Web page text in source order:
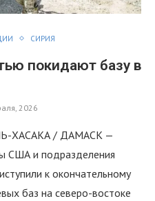
СИРИЯ
покидают базу в
2026
ХАСАКА / ДАМАСК —
США и подразделения
к окончательному
баз на северо-востоке